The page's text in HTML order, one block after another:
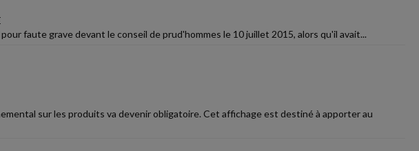
faute grave devant le conseil de prud'hommes le 10 juillet 2015, alors qu'il avait...
sur les produits va devenir obligatoire. Cet affichage est destiné à apporter au